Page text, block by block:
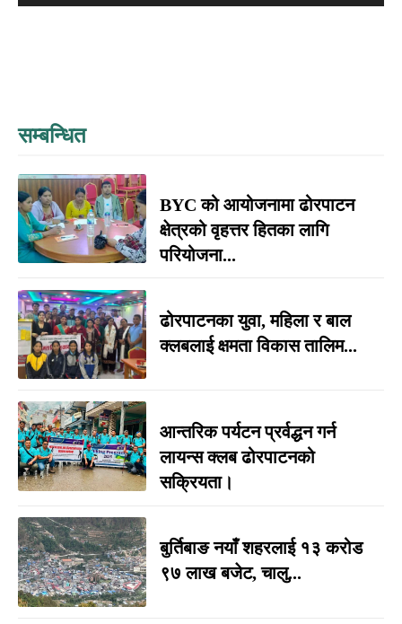
सम्बन्धित
BYC को आयोजनामा ढोरपाटन
क्षेत्रको वृहत्तर हितका लागि
परियोजना...
ढोरपाटनका युवा, महिला र बाल
क्लबलाई क्षमता विकास तालिम...
आन्तरिक पर्यटन प्रर्वद्धन गर्न
लायन्स क्लब ढोरपाटनको
सक्रियता।
बुर्तिबाङ नयाँ शहरलाई १३ करोड
९७ लाख बजेट, चालु...